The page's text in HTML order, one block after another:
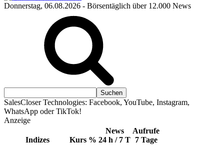
Donnerstag, 06.08.2026 - Börsentäglich über 12.000 News
SalesCloser Technologies: Facebook, YouTube, Instagram,
WhatsApp oder TikTok!
Anzeige
Indizes Kurs %
News
24 h / 7 T
Aufrufe
7 Tage